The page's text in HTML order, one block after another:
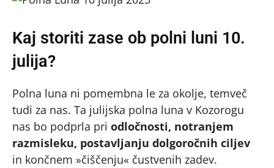
Kaj storiti zase ob polni luni 10.
julija?
Polna luna ni pomembna le za okolje, temveč
tudi za nas. Ta julijska polna luna v Kozorogu
nas bo podprla pri odločnosti, notranjem
razmisleku, postavljanju dolgoročnih ciljev
in končnem »čiščenju« čustvenih zadev.